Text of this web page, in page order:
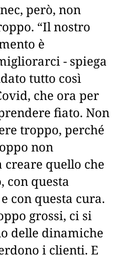
però, non
“Il nostro
è
- spiega
tutto così
che ora per
fiato. Non
troppo, perché
non
quello che
con questa
con questa cura.
grossi, ci si
delle dinamiche
i clienti. E